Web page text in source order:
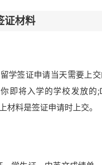
证材料
学签证申请当天需要上
即将入学的学校发放
材料是签证申请时上交。